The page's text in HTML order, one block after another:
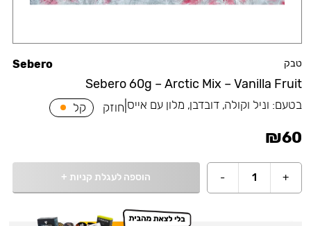
טבק
Sebero 60g – Arctic Mix – Vanilla Fruit
Sebero
בטעם: וניל וקולה, דובדבן, מלון עם אייס חוזק קל
₪60
+
1
- הוספה לעגלת קניות +